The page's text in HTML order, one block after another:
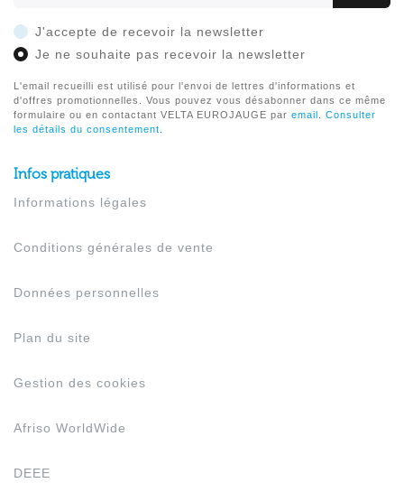
J'accepte de recevoir la newsletter
Je ne souhaite pas recevoir la newsletter
L'email recueilli est utilisé pour l'envoi de lettres d'informations et
d'offres promotionnelles. Vous pouvez vous désabonner dans ce même
formulaire ou en contactant VELTA EUROJAUGE par email
Consulter
les détails du consentement.
Infos pratiques
Informations légales
Conditions générales de vente
Données personnelles
Plan du site
Gestion des cookies
Afriso WorldWide
DEEE